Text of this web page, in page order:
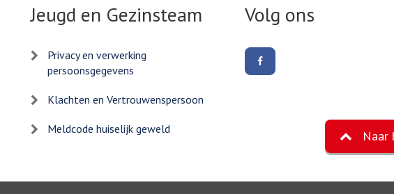
Jeugd en Gezinsteam
Privacy en verwerking
persoonsgegevens
Klachten en Vertrouwenspersoon
Meldcode huiselijk geweld
Volg ons
ons
Naar
©2026, Gemeente Eemnes